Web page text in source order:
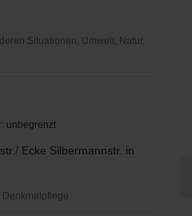
Situationen, Umwelt, Natur,
unbegrenzt
Ecke Silbermannstr. in
Denkmalpflege